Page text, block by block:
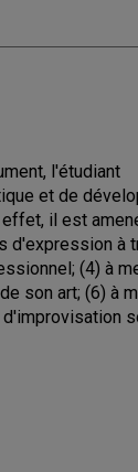
l'étudiant
et de
il est
d'expression à
(4) à
son art; (6) à